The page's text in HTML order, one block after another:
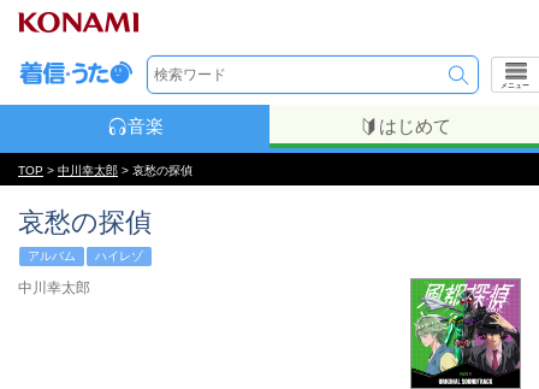
メニュー
音楽 はじめて
TOP > 中川幸太郎 > 哀愁の探偵
哀愁の探偵
アルバム ハイレゾ
中川幸太郎